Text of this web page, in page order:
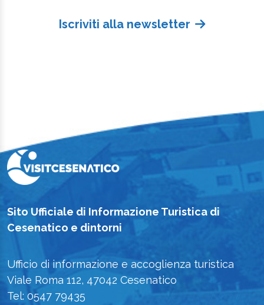
Iscriviti alla newsletter
Sito Ufficiale di Informazione Turistica di
Cesenatico e dintorni
Ufficio di informazione e accoglienza turistica
Viale Roma 112, 47042 Cesenatico
Tel: 0547 79435